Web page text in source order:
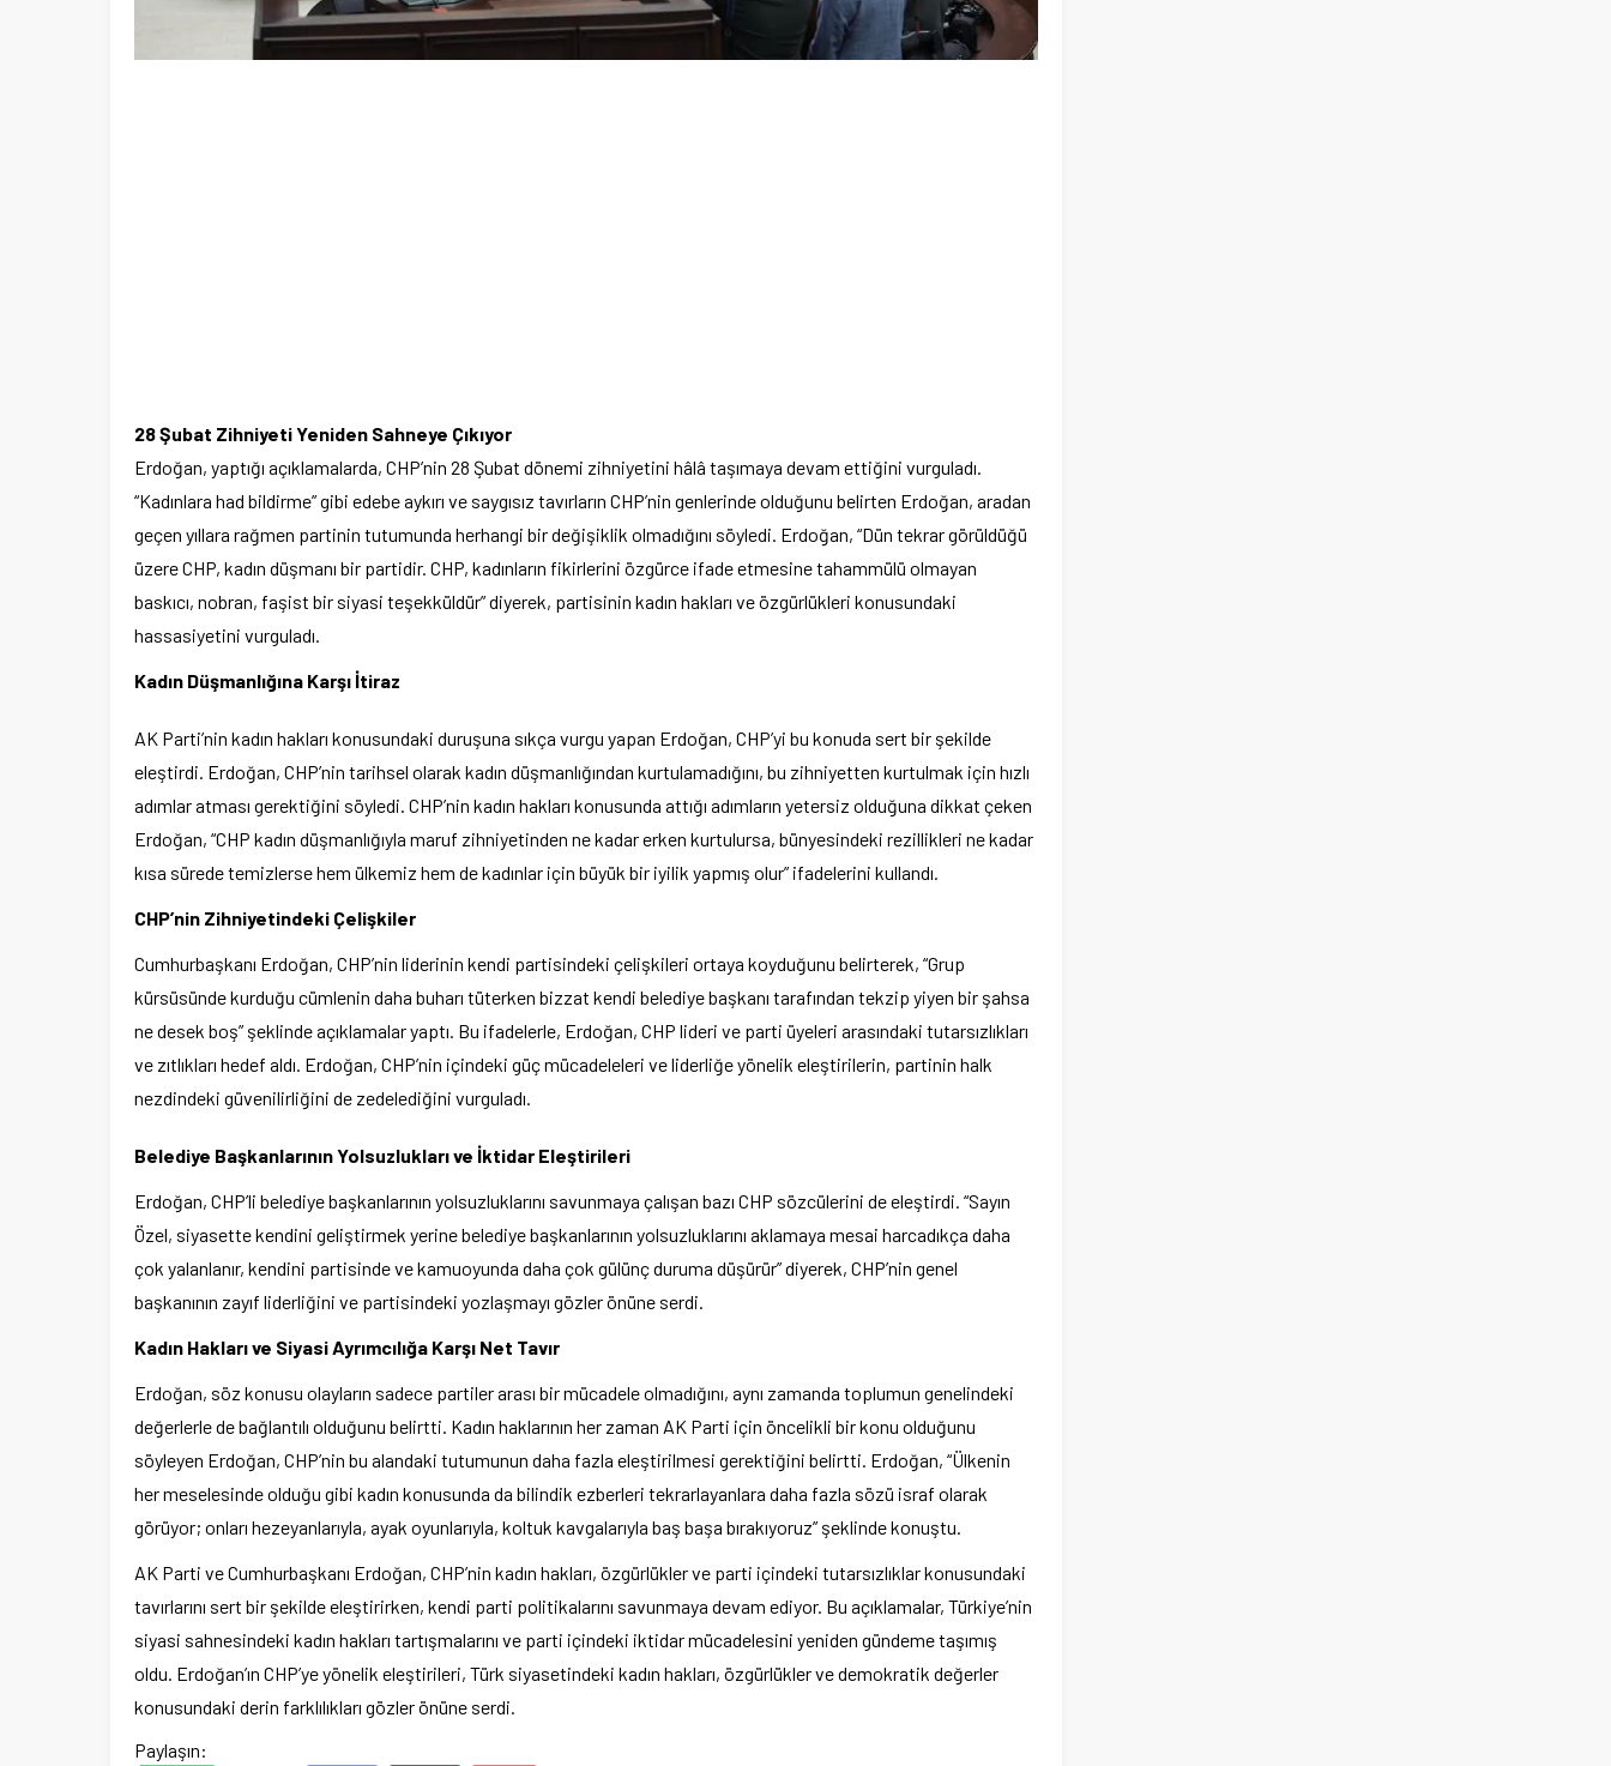
28 Şubat Zihniyeti Yeniden Sahneye Çıkıyor
Erdoğan, yaptığı açıklamalarda, CHP’nin 28 Şubat dönemi zihniyetini hâlâ taşımaya devam ettiğini vurguladı.
“Kadınlara had bildirme” gibi edebe aykırı ve saygısız tavırların CHP’nin genlerinde olduğunu belirten Erdoğan, aradan
geçen yıllara rağmen partinin tutumunda herhangi bir değişiklik olmadığını söyledi. Erdoğan, “Dün tekrar görüldüğü
üzere CHP, kadın düşmanı bir partidir. CHP, kadınların fikirlerini özgürce ifade etmesine tahammülü olmayan
baskıcı, nobran, faşist bir siyasi teşekküldür” diyerek, partisinin kadın hakları ve özgürlükleri konusundaki
hassasiyetini vurguladı.
Kadın Düşmanlığına Karşı İtiraz
AK Parti’nin kadın hakları konusundaki duruşuna sıkça vurgu yapan Erdoğan, CHP’yi bu konuda sert bir şekilde
eleştirdi. Erdoğan, CHP’nin tarihsel olarak kadın düşmanlığından kurtulamadığını, bu zihniyetten kurtulmak için hızlı
adımlar atması gerektiğini söyledi. CHP’nin kadın hakları konusunda attığı adımların yetersiz olduğuna dikkat çeken
Erdoğan, “CHP kadın düşmanlığıyla maruf zihniyetinden ne kadar erken kurtulursa, bünyesindeki rezillikleri ne kadar
kısa sürede temizlerse hem ülkemiz hem de kadınlar için büyük bir iyilik yapmış olur” ifadelerini kullandı.
CHP’nin Zihniyetindeki Çelişkiler
Cumhurbaşkanı Erdoğan, CHP’nin liderinin kendi partisindeki çelişkileri ortaya koyduğunu belirterek, “Grup
kürsüsünde kurduğu cümlenin daha buharı tüterken bizzat kendi belediye başkanı tarafından tekzip yiyen bir şahsa
ne desek boş” şeklinde açıklamalar yaptı. Bu ifadelerle, Erdoğan, CHP lideri ve parti üyeleri arasındaki tutarsızlıkları
ve zıtlıkları hedef aldı. Erdoğan, CHP’nin içindeki güç mücadeleleri ve liderliğe yönelik eleştirilerin, partinin halk
nezdindeki güvenilirliğini de zedelediğini vurguladı.
Belediye Başkanlarının Yolsuzlukları ve İktidar Eleştirileri
Erdoğan, CHP’li belediye başkanlarının yolsuzluklarını savunmaya çalışan bazı CHP sözcülerini de eleştirdi. “Sayın
Özel, siyasette kendini geliştirmek yerine belediye başkanlarının yolsuzluklarını aklamaya mesai harcadıkça daha
çok yalanlanır, kendini partisinde ve kamuoyunda daha çok gülünç duruma düşürür” diyerek, CHP’nin genel
başkanının zayıf liderliğini ve partisindeki yozlaşmayı gözler önüne serdi.
Kadın Hakları ve Siyasi Ayrımcılığa Karşı Net Tavır
Erdoğan, söz konusu olayların sadece partiler arası bir mücadele olmadığını, aynı zamanda toplumun genelindeki
değerlerle de bağlantılı olduğunu belirtti. Kadın haklarının her zaman AK Parti için öncelikli bir konu olduğunu
söyleyen Erdoğan, CHP’nin bu alandaki tutumunun daha fazla eleştirilmesi gerektiğini belirtti. Erdoğan, “Ülkenin
her meselesinde olduğu gibi kadın konusunda da bilindik ezberleri tekrarlayanlara daha fazla sözü israf olarak
görüyor; onları hezeyanlarıyla, ayak oyunlarıyla, koltuk kavgalarıyla baş başa bırakıyoruz” şeklinde konuştu.
AK Parti ve Cumhurbaşkanı Erdoğan, CHP’nin kadın hakları, özgürlükler ve parti içindeki tutarsızlıklar konusundaki
tavırlarını sert bir şekilde eleştirirken, kendi parti politikalarını savunmaya devam ediyor. Bu açıklamalar, Türkiye’nin
siyasi sahnesindeki kadın hakları tartışmalarını ve parti içindeki iktidar mücadelesini yeniden gündeme taşımış
oldu. Erdoğan’ın CHP’ye yönelik eleştirileri, Türk siyasetindeki kadın hakları, özgürlükler ve demokratik değerler
konusundaki derin farklılıkları gözler önüne serdi.
Paylaşın: